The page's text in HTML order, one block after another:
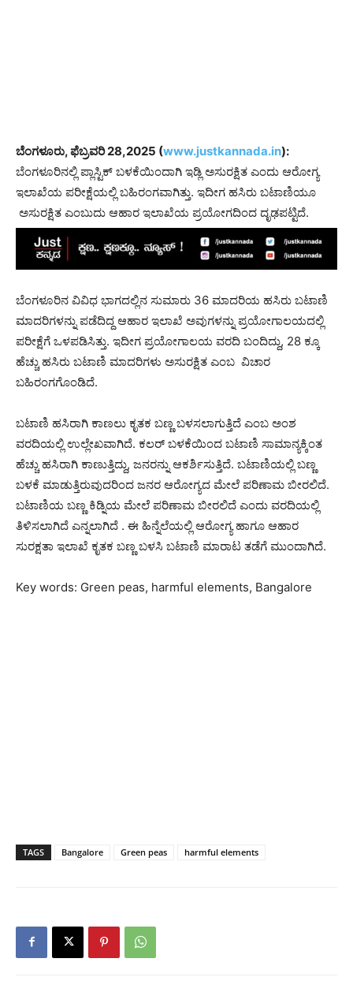
ಬೆಂಗಳೂರು, ಫೆಬ್ರವರಿ 28,2025 (www.justkannada.in):
ಬೆಂಗಳೂರಿನಲ್ಲಿ ಪ್ಲಾಸ್ಟಿಕ್ ಬಳಕೆಯಿಂದಾಗಿ ಇಡ್ಲಿ ಅಸುರಕ್ಷಿತ ಎಂದು ಆರೋಗ್ಯ
ಇಲಾಖೆಯ ಪರೀಕ್ಷೆಯಲ್ಲಿ ಬಹಿರಂಗವಾಗಿತ್ತು. ಇದೀಗ ಹಸಿರು ಬಟಾಣಿಯೂ
ಅಸುರಕ್ಷಿತ ಎಂಬುದು ಆಹಾರ ಇಲಾಖೆಯ ಪ್ರಯೋಗದಿಂದ ದೃಢಪಟ್ಟಿದೆ.
ಬೆಂಗಳೂರಿನ ವಿವಿಧ ಭಾಗದಲ್ಲಿನ ಸುಮಾರು 36 ಮಾದರಿಯ ಹಸಿರು ಬಟಾಣಿ
ಮಾದರಿಗಳನ್ನು ಪಡೆದಿದ್ದ ಆಹಾರ ಇಲಾಖೆ ಅವುಗಳನ್ನು ಪ್ರಯೋಗಾಲಯದಲ್ಲಿ
ಪರೀಕ್ಷೆಗೆ ಒಳಪಡಿಸಿತ್ತು. ಇದೀಗ ಪ್ರಯೋಗಾಲಯ ವರದಿ ಬಂದಿದ್ದು, 28 ಕ್ಕೂ
ಹೆಚ್ಚು ಹಸಿರು ಬಟಾಣಿ ಮಾದರಿಗಳು ಅಸುರಕ್ಷಿತ ಎಂಬ ವಿಚಾರ
ಬಹಿರಂಗಗೊಂಡಿದೆ.
ಬಟಾಣಿ ಹಸಿರಾಗಿ ಕಾಣಲು ಕೃತಕ ಬಣ್ಣ ಬಳಸಲಾಗುತ್ತಿದೆ ಎಂಬ ಅಂಶ
ವರದಿಯಲ್ಲಿ ಉಲ್ಲೇಖವಾಗಿದೆ. ಕಲರ್ ಬಳಕೆಯಿಂದ ಬಟಾಣಿ ಸಾಮಾನ್ಯಕ್ಕಿಂತ
ಹೆಚ್ಚು ಹಸಿರಾಗಿ ಕಾಣುತ್ತಿದ್ದು, ಜನರನ್ನು ಆಕರ್ಶಿಸುತ್ತಿದೆ. ಬಟಾಣಿಯಲ್ಲಿ ಬಣ್ಣ
ಬಳಕೆ ಮಾಡುತ್ತಿರುವುದರಿಂದ ಜನರ ಆರೋಗ್ಯದ ಮೇಲೆ ಪರಿಣಾಮ ಬೀರಲಿದೆ.
ಬಟಾಣಿಯ ಬಣ್ಣ ಕಿಡ್ನಿಯ ಮೇಲೆ ಪರಿಣಾಮ ಬೀರಲಿದೆ ಎಂದು ವರದಿಯಲ್ಲಿ
ತಿಳಿಸಲಾಗಿದೆ ಎನ್ನಲಾಗಿದೆ . ಈ ಹಿನ್ನೆಲೆಯಲ್ಲಿ ಆರೋಗ್ಯ ಹಾಗೂ ಆಹಾರ
ಸುರಕ್ಷತಾ ಇಲಾಖೆ ಕೃತಕ ಬಣ್ಣ ಬಳಸಿ ಬಟಾಣಿ ಮಾರಾಟ ತಡೆಗೆ ಮುಂದಾಗಿದೆ.
Key words: Green peas, harmful elements, Bangalore
TAGS Bangalore Green peas harmful elements